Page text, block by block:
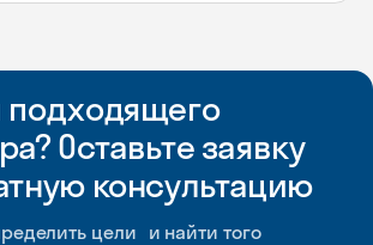
Оставьте заявку
консультацию
цели и найти того